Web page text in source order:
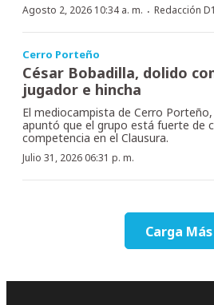
Agosto 2, 2026 10:34 a. m. · Redacción
Cerro Porteño
César Bobadilla, dolido
jugador e hincha
El mediocampista de Cerro
apuntó que el grupo está fuerte de
competencia en el Clausura.
Julio 31, 2026 06:31 p. m.
Carga Más